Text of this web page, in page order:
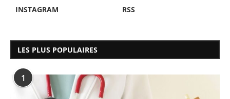
INSTAGRAM
RSS
LES PLUS POPULAIRES
1